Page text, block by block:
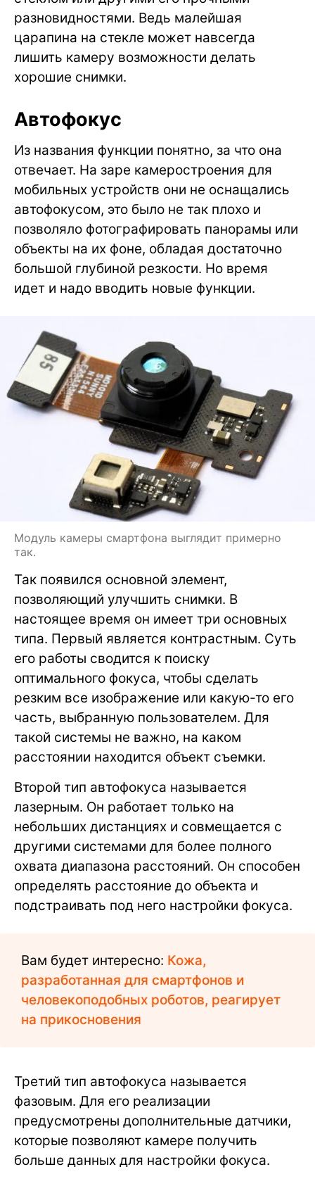
разновидностями. Ведь малейшая
царапина на стекле может навсегда
лишить камеру возможности делать
хорошие снимки.
Автофокус
Из названия функции понятно, за что она
отвечает. На заре камеростроения для
мобильных устройств они не оснащались
автофокусом, это было не так плохо и
позволяло фотографировать панорамы или
объекты на их фоне, обладая достаточно
большой глубиной резкости. Но время
идет и надо вводить новые функции.
Модуль камеры смартфона выглядит примерно
так.
Так появился основной элемент,
позволяющий улучшить снимки. В
настоящее время он имеет три основных
типа. Первый является контрастным. Суть
его работы сводится к поиску
оптимального фокуса, чтобы сделать
резким все изображение или какую-то его
часть, выбранную пользователем. Для
такой системы не важно, на каком
расстоянии находится объект съемки.
Второй тип автофокуса называется
лазерным. Он работает только на
небольших дистанциях и совмещается с
другими системами для более полного
охвата диапазона расстояний. Он способен
определять расстояние до объекта и
подстраивать под него настройки фокуса.
Вам будет интересно: Кожа,
разработанная для смартфонов и
человекоподобных роботов, реагирует
на прикосновения
Третий тип автофокуса называется
фазовым. Для его реализации
предусмотрены дополнительные датчики,
которые позволяют камере получить
больше данных для настройки фокуса.